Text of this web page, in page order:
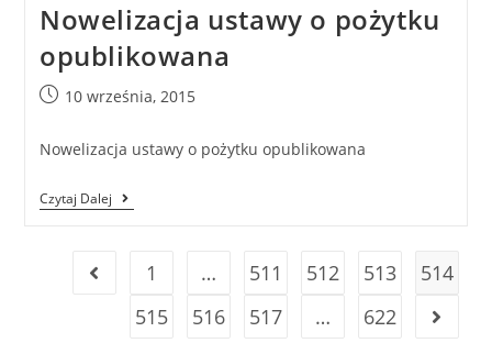
Nowelizacja ustawy o pożytku
opublikowana
10 września, 2015
Nowelizacja ustawy o pożytku opublikowana
Czytaj Dalej
1 … 511 512 513
514
515
516 517 … 622